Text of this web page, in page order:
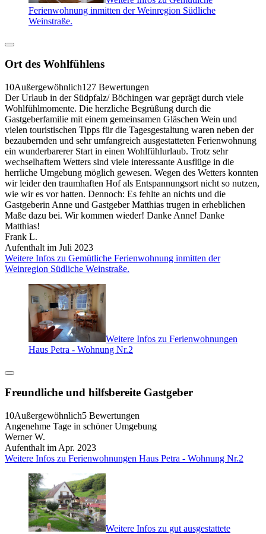
Ferienwohnung inmitten der Weinregion Südliche
Weinstraße.
Ort des Wohlfühlens
10Außergewöhnlich127 Bewertungen
Der Urlaub in der Südpfalz/ Böchingen war geprägt durch viele
Wohlfühlmomente. Die herzliche Begrüßung durch die
Gastgeberfamilie mit einem gemeinsamen Gläschen Wein und
vielen touristischen Tipps für die Tagesgestaltung waren neben der
bezaubernden und sehr umfangreich ausgestatteten Ferienwohnung
ein wunderbarerer Start in einen Wohlfühlurlaub. Trotz sehr
wechselhaftem Wetters sind viele interessante Ausflüge in die
herrliche Umgebung möglich gewesen. Wegen des Wetters konnten
wir leider den traumhaften Hof als Entspannungsort nicht so nutzen,
wie wir es vor hatten. Dennoch: Es fehlte an nichts und die
Gastgeberin Anne und Gastgeber Matthias trugen in erheblichen
Maße dazu bei. Wir kommen wieder! Danke Anne! Danke
Matthias!
Frank L.
Aufenthalt im Juli 2023
Weitere Infos zu Gemütliche Ferienwohnung inmitten der
Weinregion Südliche Weinstraße.
Weitere Infos zu Ferienwohnungen
Haus Petra - Wohnung Nr.2
Freundliche und hilfsbereite Gastgeber
10Außergewöhnlich5 Bewertungen
Angenehme Tage in schöner Umgebung
Werner W.
Aufenthalt im Apr. 2023
Weitere Infos zu Ferienwohnungen Haus Petra - Wohnung Nr.2
Weitere Infos zu gut ausgestattete